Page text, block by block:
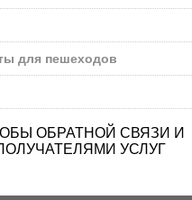
для пешеходов
ОБРАТНОЙ СВЯЗИ И
УСЛУГ